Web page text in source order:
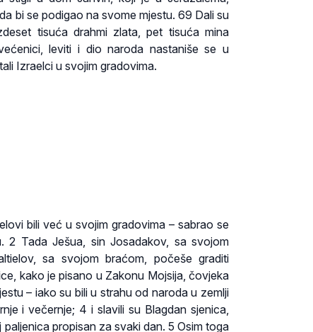
bi se podigao na svome mjestu. 69 Dali su
tisuća drahmi zlata, pet tisuća mina
leviti i dio naroda nastaniše se u
Izraelci u svojim gradovima.
bili već u svojim gradovima – sabrao se
2 Tada Ješua, sin Josadakov, sa svojom
sa svojom braćom, počeše graditi
kako je pisano u Zakonu Mojsija, čovjeka
– iako su bili u strahu od naroda u zemlji
i večernje; 4 i slavili su Blagdan sjenica,
propisan za svaki dan. 5 Osim toga